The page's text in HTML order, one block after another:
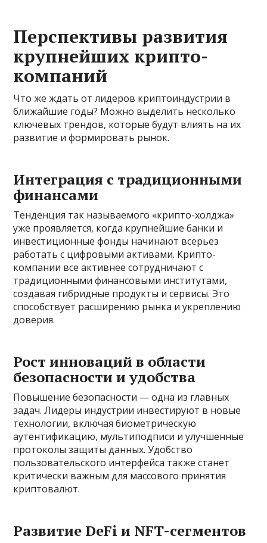
Перспективы развития
крупнейших крипто-
компаний
Что же ждать от лидеров криптоиндустрии в
ближайшие годы? Можно выделить несколько
ключевых трендов, которые будут влиять на их
развитие и формировать рынок.
Интеграция с традиционными
финансами
Тенденция так называемого «крипто-холджа»
уже проявляется, когда крупнейшие банки и
инвестиционные фонды начинают всерьез
работать с цифровыми активами. Крипто-
компании все активнее сотрудничают с
традиционными финансовыми институтами,
создавая гибридные продукты и сервисы. Это
способствует расширению рынка и укреплению
доверия.
Рост инноваций в области
безопасности и удобства
Повышение безопасности — одна из главных
задач. Лидеры индустрии инвестируют в новые
технологии, включая биометрическую
аутентификацию, мультиподписи и улучшенные
протоколы защиты данных. Удобство
пользовательского интерфейса также станет
критически важным для массового принятия
криптовалют.
Развитие DeFi и NFT-сегментов